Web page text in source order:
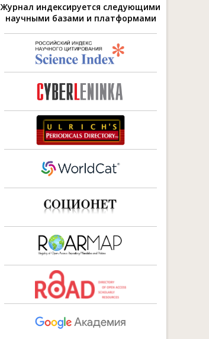
Журнал индексируется следующими
научными базами и платформами